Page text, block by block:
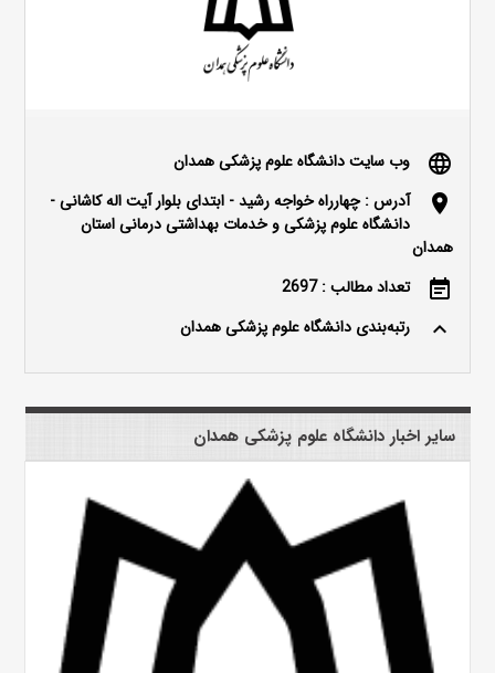
language وب سایت دانشگاه علوم پزشکی همدان
location_on
آدرس : چهارراه خواجه رشید - ابتدای بلوار آیت اله کاشانی -
دانشگاه علوم پزشکی و خدمات بهداشتی درمانی استان
همدان
event_note تعداد مطالب : 2697
keyboard_arrow_up رتبه‌بندی دانشگاه علوم پزشکی همدان
سایر اخبار دانشگاه علوم پزشکی همدان